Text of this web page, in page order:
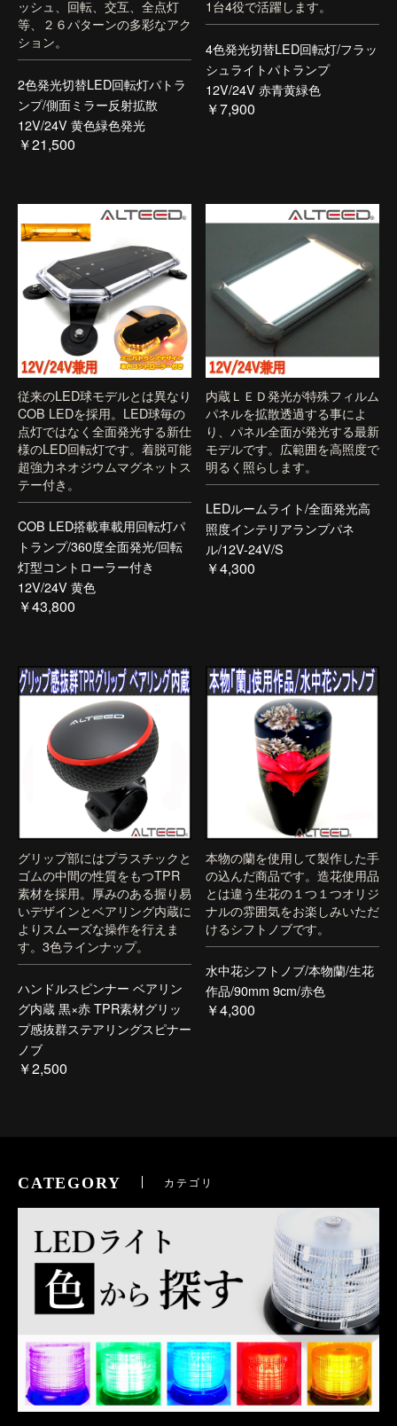
ッシュ、回転、交互、全点灯
等、２６パターンの多彩なアク
ション。
2色発光切替LED回転灯パトラ
ンプ/側面ミラー反射拡散
12V/24V 黄色緑色発光
￥21,500
1台4役で活躍します。
4色発光切替LED回転灯/フラッ
シュライトパトランプ
12V/24V 赤青黄緑色
￥7,900
従来のLED球モデルとは異なり
COB LEDを採用。LED球毎の
点灯ではなく全面発光する新仕
様のLED回転灯です。着脱可能
超強力ネオジウムマグネットス
テー付き。
COB LED搭載車載用回転灯パ
トランプ/360度全面発光/回転
灯型コントローラー付き
12V/24V 黄色
￥43,800
内蔵ＬＥＤ発光が特殊フィルム
パネルを拡散透過する事によ
り、パネル全面が発光する最新
モデルです。広範囲を高照度で
明るく照らします。
LEDルームライト/全面発光高
照度インテリアランプパネ
ル/12V-24V/S
￥4,300
グリップ部にはプラスチックと
ゴムの中間の性質をもつTPR
素材を採用。厚みのある握り易
いデザインとベアリング内蔵に
よりスムーズな操作を行えま
す。3色ラインナップ。
ハンドルスピンナー ベアリン
グ内蔵 黒×赤 TPR素材グリッ
プ感抜群ステアリングスピナー
ノブ
￥2,500
本物の蘭を使用して製作した手
の込んだ商品です。造花使用品
とは違う生花の１つ１つオリジ
ナルの雰囲気をお楽しみいただ
けるシフトノブです。
水中花シフトノブ/本物蘭/生花
作品/90mm 9cm/赤色
￥4,300
CATEGORY カテゴリ